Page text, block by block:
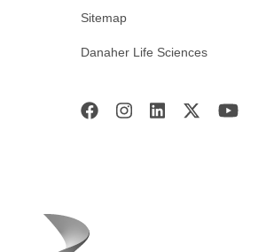
Sitemap
Danaher Life Sciences